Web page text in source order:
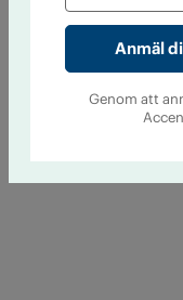
Genom att